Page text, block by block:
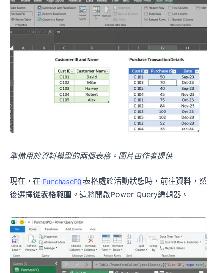
準備用於資料模型的兩個表格。圖片由作者提供
現在，在 PurchasePQ 表格處於活動狀態時，前往資料 ，然
後選擇從表格範圍 。這將開啟Power Query編輯器。